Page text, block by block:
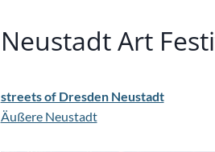
Neustadt Art
streets of Dresden Neustadt
Äußere Neustadt